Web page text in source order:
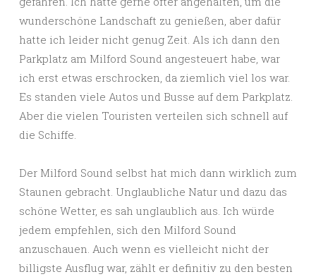
wunderschöne Landschaft zu genießen, aber dafür
hatte ich leider nicht genug Zeit. Als ich dann den
Parkplatz am Milford Sound angesteuert habe, war
ich erst etwas erschrocken, da ziemlich viel los war.
Es standen viele Autos und Busse auf dem Parkplatz.
Aber die vielen Touristen verteilen sich schnell auf
die Schiffe.
Der Milford Sound selbst hat mich dann wirklich zum
Staunen gebracht. Unglaubliche Natur und dazu das
schöne Wetter, es sah unglaublich aus. Ich würde
jedem empfehlen, sich den Milford Sound
anzuschauen. Auch wenn es vielleicht nicht der
billigste Ausflug war, zählt er definitiv zu den besten